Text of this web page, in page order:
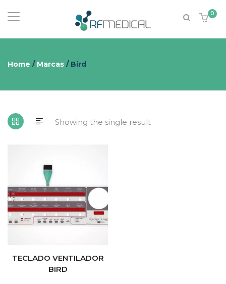
0
Home / Marcas / Bird
Showing the single result
TECLADO VENTILADOR
BIRD